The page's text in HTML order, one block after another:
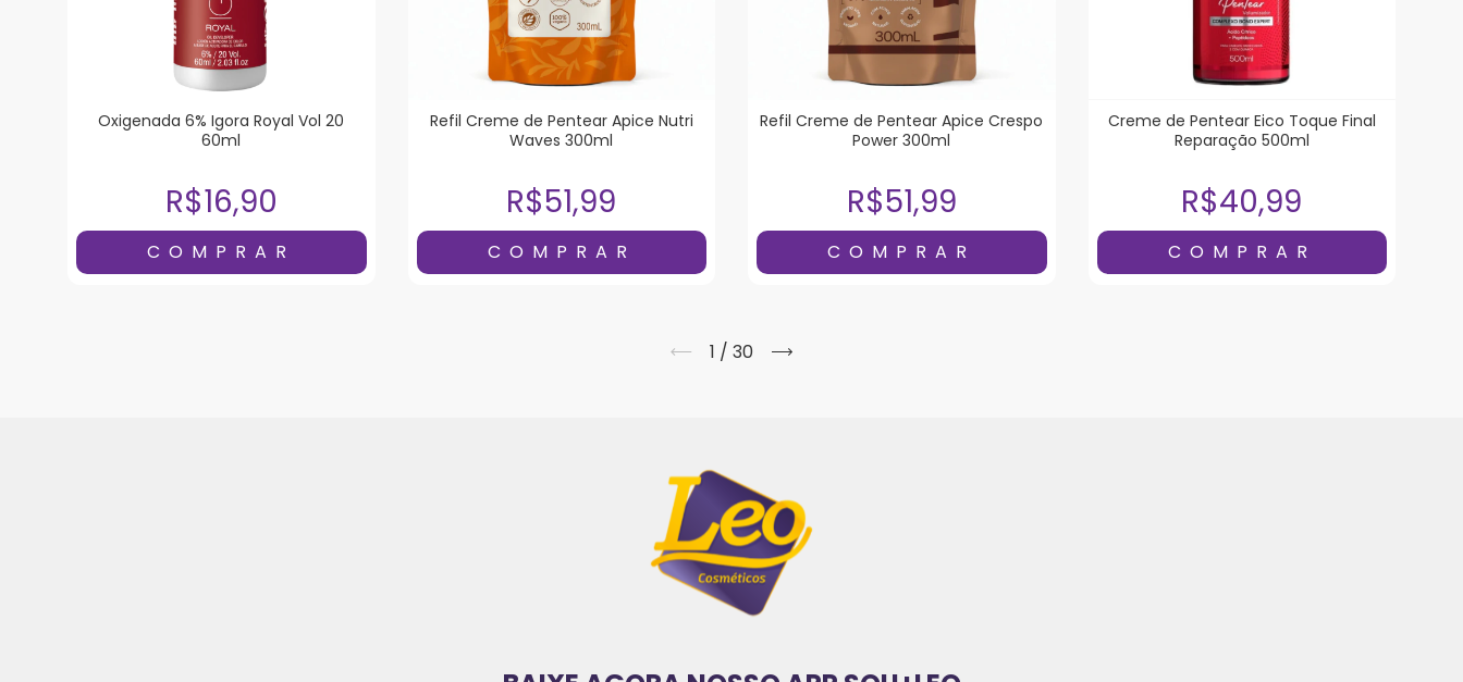
Oxigenada 6% Igora Royal Vol 20
60ml
R$16,90
Refil Creme de Pentear Apice Nutri
Waves 300ml
R$51,99
Refil Creme de Pentear Apice Crespo
Power 300ml
R$51,99
Creme de Pentear Eico Toque Final
Reparação 500ml
R$40,99
1 / 30